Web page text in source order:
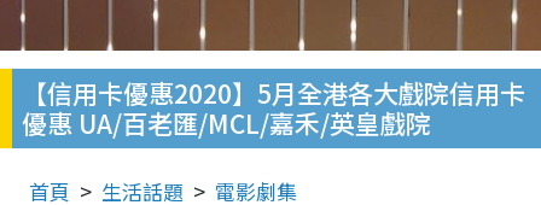
【信用卡優惠2020】5月全港各大戲院信用卡
優惠 UA/百老匯/MCL/嘉禾/英皇戲院
首頁 生活話題 電影劇集